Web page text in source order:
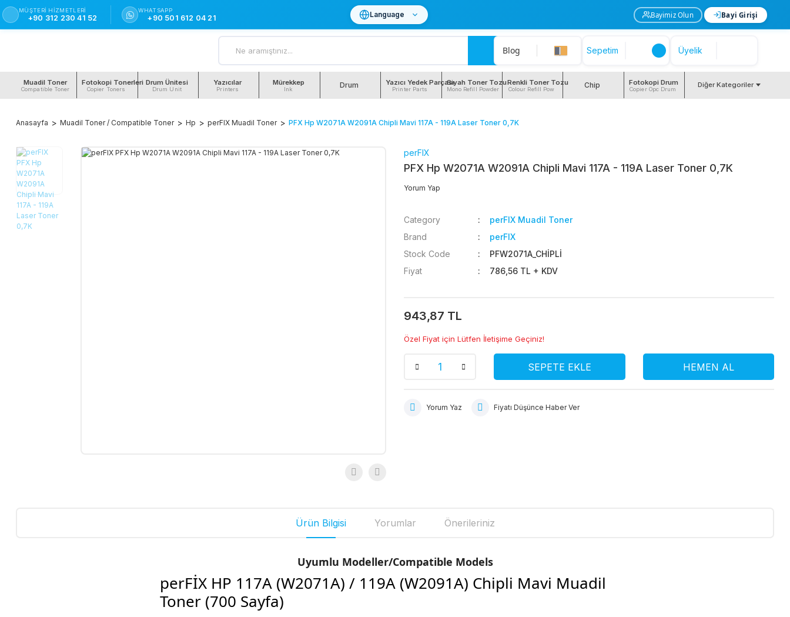
MÜŞTERI HIZMETLERI
+90 312 230 41 52
WHATSAPP
+90 501 612 04 21 Language Bayimiz Olun Bayi Girişi
Blog Sepetim Üyelik
Muadil Toner
Compatible Toner
Fotokopi Tonerleri
Copier Toners
Drum Ünitesi
Drum Unit
Yazıcılar
Printers
Mürekkep
Ink Drum Yazıcı Yedek Parçası
Printer Parts
Siyah Toner Tozu
Mono Refill Powder
Renkli Toner Tozu
Colour Refill Pow Chip Fotokopi Drum
Copier Opc Drum Diğer Kategoriler
Anasayfa Muadil Toner / Compatible Toner Hp perFIX Muadil Toner PFX Hp W2071A W2091A Chipli Mavi 117A - 119A Laser Toner 0,7K
perFIX
PFX Hp W2071A W2091A Chipli Mavi 117A - 119A Laser Toner 0,7K
Yorum Yap
Category
perFIX Muadil Toner
Brand
perFIX
Stock Code
PFW2071A_CHİPLİ
Fiyat
786,56 TL + KDV
943,87 TL
Özel Fiyat için Lütfen İletişime Geçiniz!
SEPETE EKLE HEMEN AL
Yorum Yaz Fiyatı Düşünce Haber Ver
Ürün Bilgisi Yorumlar Önerileriniz
Uyumlu Modeller/Compatible Models
perFİX HP 117A (W2071A) / 119A (W2091A) Chipli Mavi Muadil
Toner (700 Sayfa)